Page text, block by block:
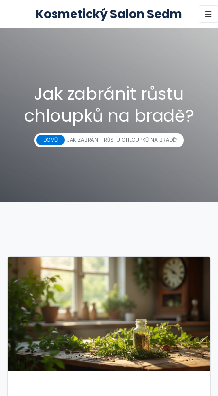
Kosmetický Salon Sedm
Jak zabránit růstu
chloupků na bradě?
DOMŮ JAK ZABRÁNIT RŮSTU CHLOUPKŮ NA BRADĚ?